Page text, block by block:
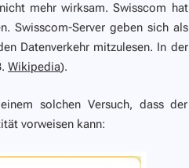
mehr wirksam. Swisscom hat
Swisscom-Server geben sich als
Datenverkehr mitzulesen. In der
Wikipedia).
solchen Versuch, dass der
vorweisen kann: